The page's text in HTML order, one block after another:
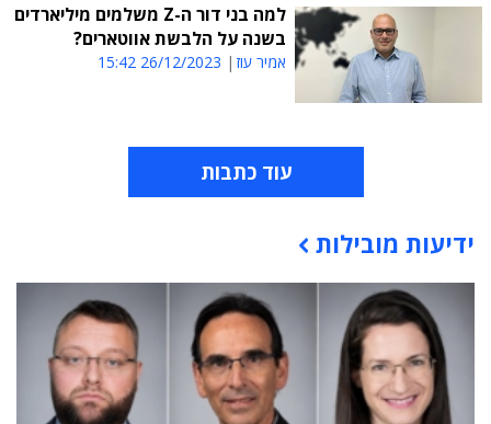
למה בני דור ה-Z משלמים מיליארדים
בשנה על הלבשת אווטארים?
אמיר עוז 26/12/2023 15:42
עוד כתבות
תוכן פרסומי
ידיעות מובילות